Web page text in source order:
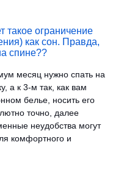
такое ограничение
как сон. Правда,
спине??
месяц нужно спать на
а к 3-м так, как вам
белье, носить его
точно, далее
неудобства могут
комфортного и